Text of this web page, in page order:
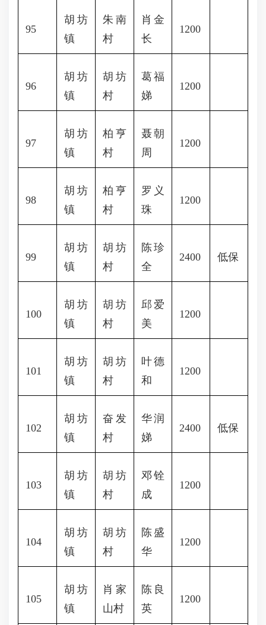
95
胡坊
镇
朱南
村
肖金
长
1200
96
胡坊
镇
胡坊
村
葛福
娣
1200
97
胡坊
镇
柏亨
村
聂朝
周
1200
98
胡坊
镇
柏亨
村
罗义
珠
1200
99
胡坊
镇
胡坊
村
陈珍
全
2400 低保
100
胡坊
镇
胡坊
村
邱爱
美
1200
101
胡坊
镇
胡坊
村
叶德
和
1200
102
胡坊
镇
奋发
村
华润
娣
2400 低保
103
胡坊
镇
胡坊
村
邓铨
成
1200
104
胡坊
镇
胡坊
村
陈盛
华
1200
105
胡坊
镇
肖家
山村
陈良
英
1200